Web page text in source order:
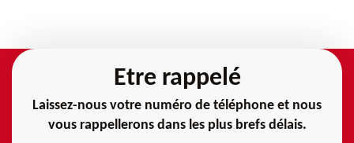
Etre rappelé
Laissez-nous votre numéro de téléphone et nous
vous rappellerons dans les plus brefs délais.